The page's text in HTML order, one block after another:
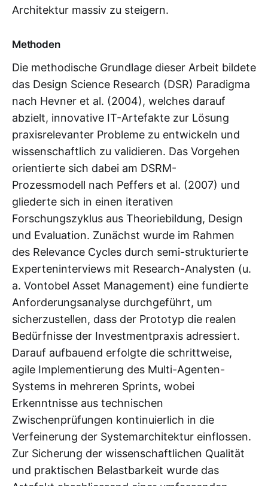
Architektur massiv zu steigern.
Methoden
Die methodische Grundlage dieser Arbeit bildete
das Design Science Research (DSR) Paradigma
nach Hevner et al. (2004), welches darauf
abzielt, innovative IT-Artefakte zur Lösung
praxisrelevanter Probleme zu entwickeln und
wissenschaftlich zu validieren. Das Vorgehen
orientierte sich dabei am DSRM-
Prozessmodell nach Peffers et al. (2007) und
gliederte sich in einen iterativen
Forschungszyklus aus Theoriebildung, Design
und Evaluation. Zunächst wurde im Rahmen
des Relevance Cycles durch semi-strukturierte
Experteninterviews mit Research-Analysten (u.
a. Vontobel Asset Management) eine fundierte
Anforderungsanalyse durchgeführt, um
sicherzustellen, dass der Prototyp die realen
Bedürfnisse der Investmentpraxis adressiert.
Darauf aufbauend erfolgte die schrittweise,
agile Implementierung des Multi-Agenten-
Systems in mehreren Sprints, wobei
Erkenntnisse aus technischen
Zwischenprüfungen kontinuierlich in die
Verfeinerung der Systemarchitektur einflossen.
Zur Sicherung der wissenschaftlichen Qualität
und praktischen Belastbarkeit wurde das